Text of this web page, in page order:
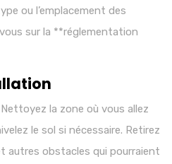
ou l’emplacement des
sur la **réglementation
la zone où vous allez
le sol si nécessaire. Retirez
autres obstacles qui pourraient